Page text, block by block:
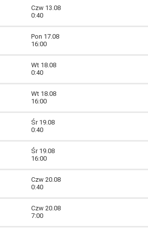
Czw 13.08
0:40
Pon 17.08
16:00
Wt 18.08
0:40
Wt 18.08
16:00
Śr 19.08
0:40
Śr 19.08
16:00
Czw 20.08
0:40
Czw 20.08
7:00